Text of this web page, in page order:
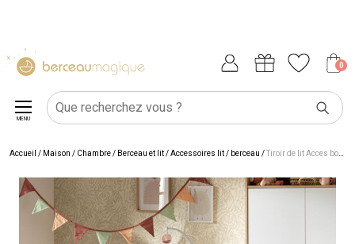
0
MENU
Accueil / Maison / Chambre/ Berceau et lit/Accessoires lit / berceau /Tiroir de lit Acces bois blanc (pour lit 60 x 120 cm)